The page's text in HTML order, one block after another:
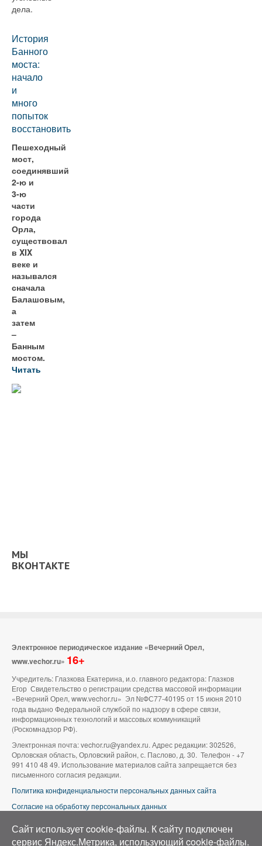
дела.
История
Банного
моста:
начало
и
много
попыток
восстановить
Пешеходный
мост,
соединявший
2-ю и
3-ю
части
города
Орла,
существовал
в XIX
веке и
назывался
сначала
Балашовым,
а
затем
–
Банным
мостом.
Читать
МЫ
ВКОНТАКТЕ
Электронное периодическое издание «Вечерний Орел,
www.vechor.ru» 16+
Учредитель: Глазкова Екатерина, и.о. главного редактора: Глазков
Егор Свидетельство о регистрации средства массовой информации
«Вечерний Орел, www.vechor.ru» Эл №ФС77-40195 от 15 июня 2010
года выдано Федеральной службой по надзору в сфере связи,
информационных технологий и массовых коммуникаций
(Роскомнадзор РФ).
Электронная почта: vechor.ru@yandex.ru. Адрес редакции: 302526,
Орловская область, Орловский район, с. Паслово, д. 30. Телефон - +7
991 410 48 49. Использование материалов сайта запрещается без
письменного согласия редакции.
Политика конфиденциальности персональных данных сайта
Согласие на обработку персональных данных
Аэросъемка в Орле»
Сайт использует cookie-файлы. К cайту подключен
сервис Яндекс.Метрика, использующий cookie-файлы.